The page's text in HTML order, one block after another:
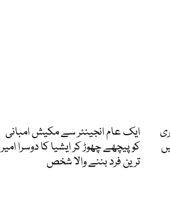
ایک عام انجینئر سے مکیش امبانی
کو پیچھے چھوڑ کر ایشیا کا دوسرا امیر
ترین فرد بننے والا شخص